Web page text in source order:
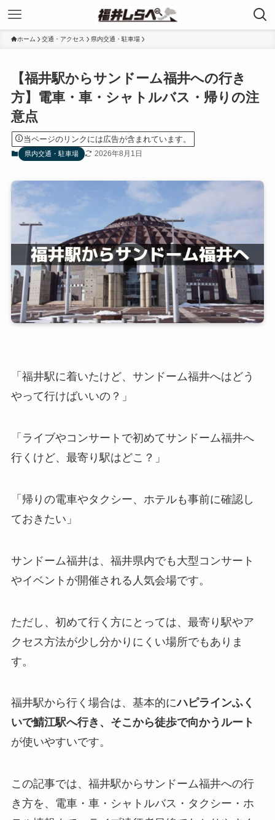
ホーム 交通・アクセス 県内交通・駐車場
【福井駅からサンドーム福井への行き
方】電車・車・シャトルバス・帰りの注
意点
当ページのリンクには広告が含まれています。
県内交通・駐車場 2026年8月1日
「福井駅に着いたけど、サンドーム福井へはどう
やって行けばいいの？」
「ライブやコンサートで初めてサンドーム福井へ
行くけど、最寄り駅はどこ？」
「帰りの電車やタクシー、ホテルも事前に確認し
ておきたい」
サンドーム福井は、福井県内でも大型コンサート
やイベントが開催される人気会場です。
ただし、初めて行く方にとっては、最寄り駅やア
クセス方法が少し分かりにくい場所でもありま
す。
福井駅から行く場合は、基本的にハピラインふく
いで鯖江駅へ行き、そこから徒歩で向かうルート
が使いやすいです。
この記事では、福井駅からサンドーム福井への行
き方を、電車・車・シャトルバス・タクシー・ホ